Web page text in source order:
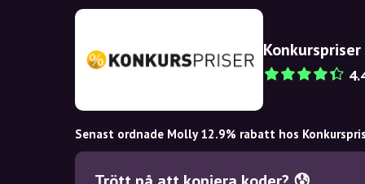
Konkurspriser
Senast ordnade Molly 12.9% rabatt hos